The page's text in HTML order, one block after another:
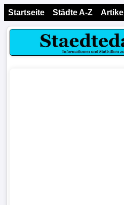
Startseite Städte A-Z Artikel